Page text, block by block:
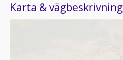
Karta & vägbeskrivning